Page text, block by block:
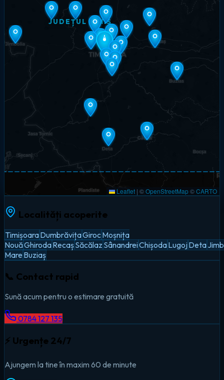
JUDEȚUL TIMIȘ
Leaflet | ©OpenStreetMap©CARTO
Localități acoperite
TimișoaraDumbrăvițaGirocMoșnița
NouăGhirodaRecașSăcălaz SânandreiChișodaLugojDeta
Mare Buziaș
📞 Contact rapid
Sună acum pentru o estimare gratuită
0784 127 135
⚡ Urgențe 24/7
Ajungem la tine în maxim 60 de minute